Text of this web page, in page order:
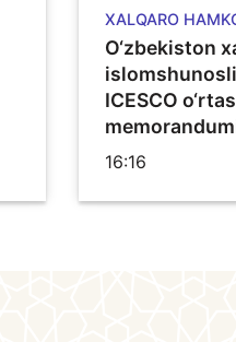
XALQARO
O‘zbekiston
ICESCO
16:16